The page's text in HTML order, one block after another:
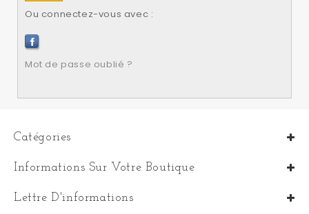
Ou connectez-vous avec :
Mot de passe oublié ?
Catégories
Informations Sur Votre Boutique
Lettre D'informations